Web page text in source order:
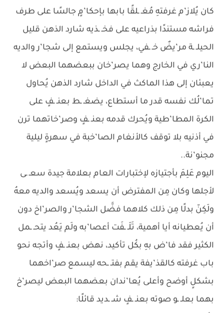
كان يُلاز’م غرفتهِ مُغـ ـلقًا بابها بإحكا’مٍ جالسًا على طرف
فراشه مستندًا بذراعيه على فخـ ـذيه شارد الذهن قليل
الحيلـ ـة مر’يضٌ خـ ـفي، يجلس ويستمع إلى شجا’ر والديه
النا’ري في الخارج وهما يصر’خان ببعضهما البعض لا
يعبئان إلى هذا الماكث في الداخل شارد الذهن يُحاول
تما’لُك نفسه قدر ما أستطاع، يضغـ ـط بعنـ ـفٍ على
الكرة المطا’طية ويُحرك قدمه بعنـ ـفٍ وصر’خاتهما ترن
في أذنيه بلا توقف كالأنغام الصا’خبة في سهرةٍ ليلية
مجنو’نة..
اليوم عَلِمَ بأجتيازه لإختبارات العام بعلامة جيدة سعـ ـى
لأجلها وكان مِن المفترض أن يسعد ويُسعد والديه معهُ
ولَكِنّ بدلًا مِن ذلك كلاهما فضَّل الشجا’ر والصر’اخ دون
أن يُعطيانه أيا أهمية، تَلَـ ـفَت أعصا’به ولَم يَعُد يتحـ ـمل
الكثير فقد فا’ض بهِ بكُل تأكيد، نهض بعنـ ـفٍ وأتجه نحو
باب غرفته كالقذ’يفة يقم بفتـ ـحه ليسمع صر’اخهما
بشكلٍ أوضح وأعلى يُعا’ندان بعضهما البعض ليصر’خ
بهما بعلـ ـو صوته بعنـ ـفٍ شـ ـديد قائلًا: